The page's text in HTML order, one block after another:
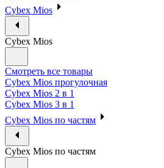
Cybex Mios
Cybex Mios
Смотреть все товары
Cybex Mios прогулочная
Cybex Mios 2 в 1
Cybex Mios 3 в 1
Cybex Mios по частям
Cybex Mios по частям